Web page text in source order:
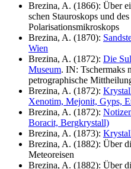
Brezina, A. (1866): Über
schen Stauroskops und
Polarisationsmikroskops
Brezina, A. (1870):
Wien
Brezina, A. (1872): Die
Museum. IN: Tschermaks
petrographische
Brezina, A. (1872):
Xenotim, Mejonit, Gyps,
Brezina, A. (1872):
Boracit, Bergkrystall)
Brezina, A. (1873):
Brezina, A. (1882): Über
Meteoreisen
Brezina, A. (1882): Über